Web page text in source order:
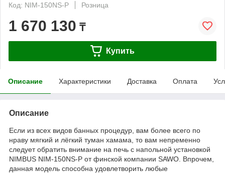
Код: NIM-150NS-P
Розница
1 670 130 ₸
Купить
Описание Характеристики Доставка Оплата
Описание
Если из всех видов банных процедур, вам более всего по
нраву мягкий и лёгкий туман хамама, то вам непременно
следует обратить внимание на печь с напольной установкой
NIMBUS NIM-150NS-P от финской компании SAWO. Впрочем,
данная модель способна удовлетворить любые